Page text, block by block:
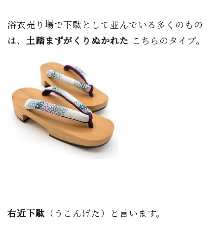
浴衣売り場で下駄として並んでいる多くのもの
は、 土踏まずがくりぬかれた こちらのタイプ。
右近下駄 （うこんげた）と言います。